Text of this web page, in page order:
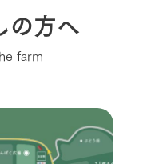
の方へ
farm